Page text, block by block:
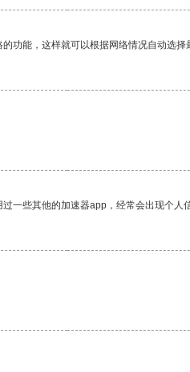
能，这样就可以根据网络情况自动选择
一些其他的加速器app，经常会出现个人